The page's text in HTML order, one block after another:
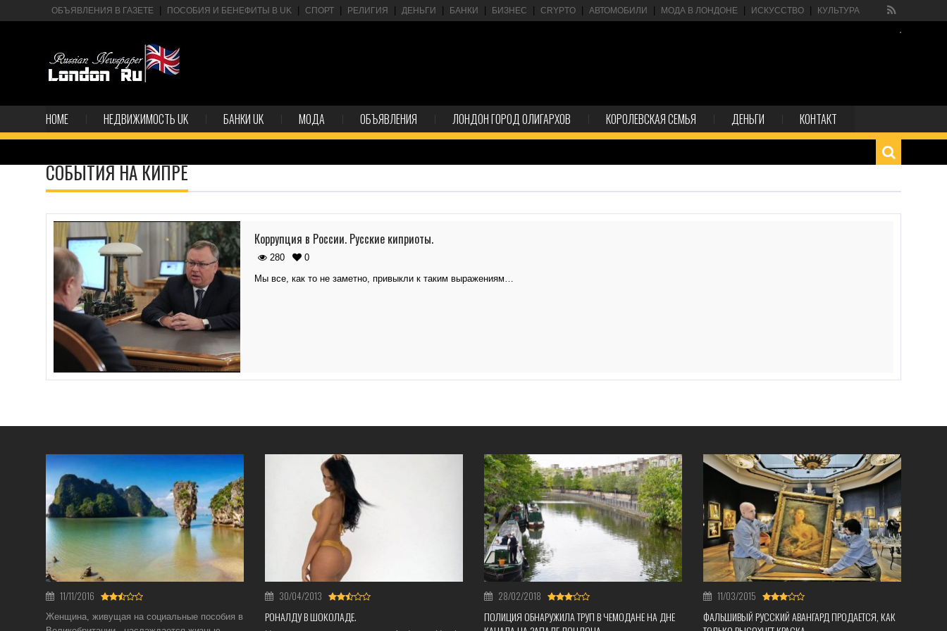
ОБЪЯВЛЕНИЯ В ГАЗЕТЕ ПОСОБИЯ И БЕНЕФИТЫ В UK СПОРТ РЕЛИГИЯ ДЕНЬГИ БАНКИ БИЗНЕС CRYPTO АВТОМОБИЛИ МОДА В ЛОНДОНЕ ИСКУССТВО КУЛЬТУРА
HOME НЕДВИЖИМОСТЬ UK БАНКИ UK МОДА ОБЪЯВЛЕНИЯ ЛОНДОН ГОРОД ОЛИГАРХОВ КОРОЛЕВСКАЯ СЕМЬЯ ДЕНЬГИ КОНТАКТ
СОБЫТИЯ НА КИПРЕ
Коррупция в России. Русские киприоты.
280
0
Мы все, как то не заметно, привыкли к таким выражениям…
11/11/2016
Женщина, живущая на социальные пособия в
30/04/2013
РОНАЛДУ В ШОКОЛАДЕ.
28/02/2018
ПОЛИЦИЯ ОБНАРУЖИЛА ТРУП В ЧЕМОДАНЕ НА ДНЕ
11/03/2015
ФАЛЬШИВЫЙ РУССКИЙ АВАНГАРД ПРОДАЕТСЯ, КАК